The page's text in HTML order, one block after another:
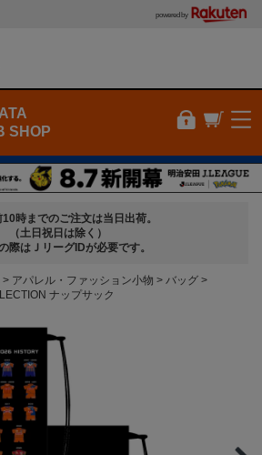
powered by
SHOP
時までのご注文は当日出荷。
（土日祝日は除く）
際はＪリーグIDが必要です。
アパレル・ファッション小物
バッグ
ナップサック